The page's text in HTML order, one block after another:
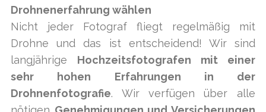
Drohnenerfahrung wählen
Nicht jeder Fotograf fliegt regelmäßig mit
Drohne und das ist entscheidend! Wir sind
langjährige Hochzeitsfotografen mit einer
sehr hohen Erfahrungen in der
Drohnenfotografie. Wir verfügen über alle